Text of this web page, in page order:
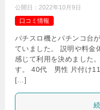
公開日： 2022年10月9日
口コミ情報
パチスロ機とパチンコ台
ていました。 説明や料金
感じて利用を決めました
す。 40代 男性 片付け
[…]